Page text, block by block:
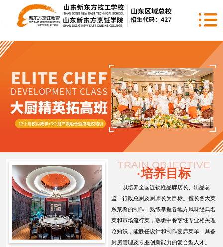
TRAIN OBJECTIVE
·培养目标
以培养全国连锁性品牌店长、出品总
监、行政总厨及厨师长为目标。擅长各大菜
系菜肴的制作，熟练掌握各地方风味经典名
菜和市场流行菜，熟悉中餐烹饪专业相关理
论知识，能胜任设计和制作宴席菜单，具备
厨房管理及专业创新能力的复合型人才。